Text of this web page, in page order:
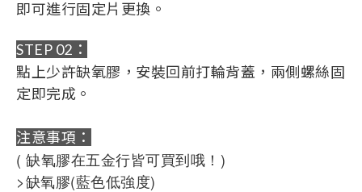
即可進行固定片更換。
STEP 02：
點上少許缺氧膠， 安裝回前打輪背蓋，兩側螺絲固
定即完成。
注意事項：
( 缺氧膠在五金行皆可買到哦！)
>缺氧膠(藍色低強度)